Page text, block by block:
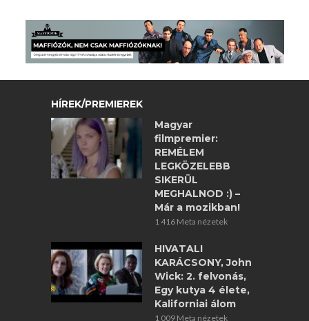
HÍREK/PREMIEREK
Magyar
filmpremier:
REMÉLEM
LEGKÖZELEBB
SIKERÜL
MEGHALNOD :) –
Már a mozikban!
1 416 Meta nézetek
HIVATALI
KARÁCSONY, John
Wick: 2. felvonás,
Egy kutya 4 élete,
Kaliforniai álom
1 009 Meta nézetek